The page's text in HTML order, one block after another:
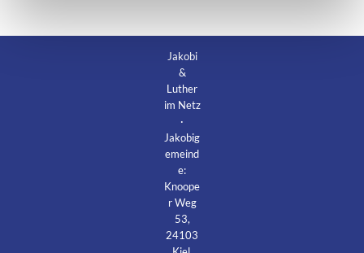
Jakobi
&
Luther
im Netz
·
Jakobig
emeind
e:
Knoope
r Weg
53,
24103